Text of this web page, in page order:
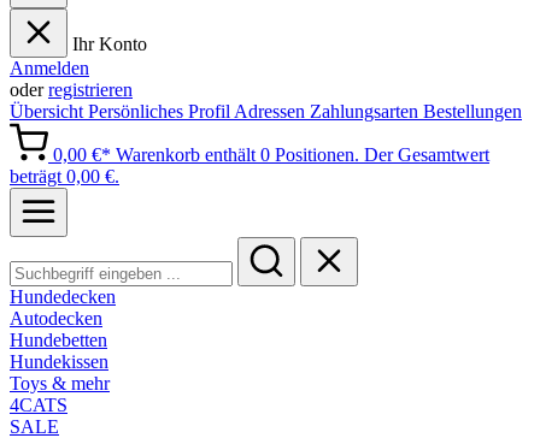
Ihr Konto
Anmelden
oderregistrieren
Übersicht Persönliches Profil Adressen Zahlungsarten Bestellungen
0,00 €* Warenkorb enthält 0 Positionen. Der Gesamtwert
beträgt 0,00 €.
Hundedecken
Autodecken
Hundebetten
Hundekissen
Toys & mehr
4CATS
SALE